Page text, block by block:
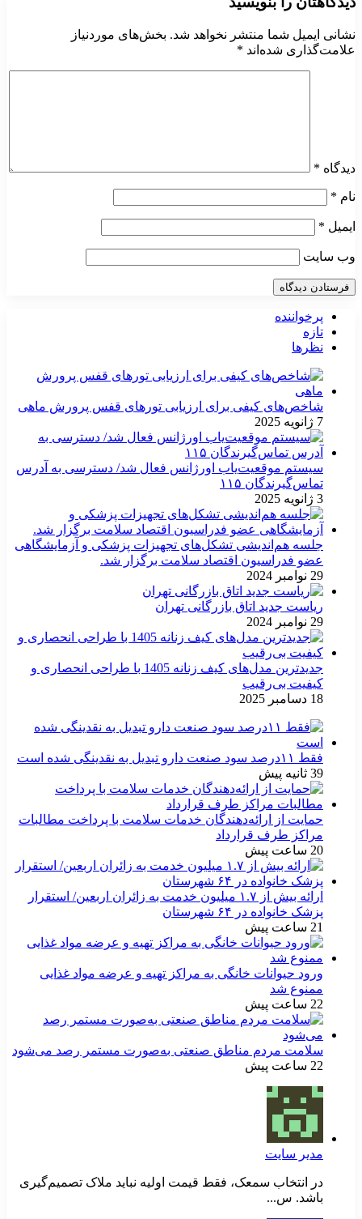
نشانی ایمیل شما منتشر نخواهد شد. بخش‌های موردنیاز
علامت‌گذاری شده‌اند *
دیدگاه *
نام *
ایمیل *
وب‌ سایت
پرخواننده
تازه
نظرها
شاخص‌های کیفی برای ارزیابی تورهای قفس پرورش ماهی
7 ژانویه 2025
سیستم موقعیت‌یاب اورژانس فعال شد/ دسترسی به آدرس
تماس‌گیرندگان ۱۱۵
3 ژانویه 2025
جلسه هم‌اندیشی تشکل‌های تجهیزات پزشکی و آزمایشگاهی
عضو فدراسیون اقتصاد سلامت برگزار شد.
29 نوامبر 2024
ریاست جدید اتاق بازرگانی تهران
29 نوامبر 2024
جدیدترین مدل‌های کیف زنانه 1405 با طراحی انحصاری و
کیفیت بی‌رقیب
18 دسامبر 2025
فقط ۱۱‌درصد سود صنعت دارو تبدیل به نقدینگی شده است
39 ثانیه پیش
حمایت از ارائه‌دهندگان خدمات سلامت با پرداخت مطالبات
مراکز طرف قرارداد
20 ساعت پیش
ارائه بیش از ۱.۷ میلیون خدمت به زائران اربعین/ استقرار
پزشک خانواده در ۶۴ شهرستان
21 ساعت پیش
ورود حیوانات خانگی به مراکز تهیه و عرضه مواد غذایی
ممنوع شد
22 ساعت پیش
سلامت مردم مناطق صنعتی به‌صورت مستمر رصد می‌شود
22 ساعت پیش
مدیر سایت
در انتخاب سمعک، فقط قیمت اولیه نباید ملاک تصمیم‌گیری
باشد. س...